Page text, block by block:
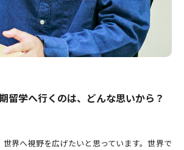
留学へ行くのは、どんな思いから？
界へ視野を広げたいと思っています。世界で